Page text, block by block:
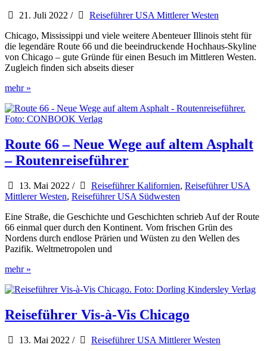
Iwanowski
21. Juli 2022 /
Reiseführer USA Mittlerer Westen
Chicago, Mississippi und viele weitere Abenteuer Illinois steht für
die legendäre Route 66 und die beeindruckende Hochhaus-Skyline
von Chicago – gute Gründe für einen Besuch im Mittleren Westen.
Zugleich finden sich abseits dieser
USA
Illinois
Travelguide
mehr »
Route 66 – Neue Wege auf altem Asphalt
– Routenreiseführer
13. Mai 2022 / Reiseführer Kalifornien, Reiseführer USA
Mittlerer Westen, Reiseführer USA Südwesten
Eine Straße, die Geschichte und Geschichten schrieb Auf der Route
66 einmal quer durch den Kontinent. Vom frischen Grün des
Nordens durch endlose Prärien und Wüsten zu den Wellen des
Pazifik. Weltmetropolen und
Route
–
Wege
auf
Asphalt
mehr »
Reiseführer Vis-à-Vis Chicago
13. Mai 2022 /
Reiseführer USA Mittlerer Westen